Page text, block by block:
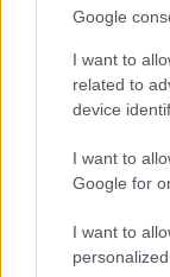
Google
I want to
related to
device
I want to
Google for
I want to
είναι θέαμα
μουσική
Αγαπούσε τη
φυσικά των
Scriabin,
προς το τέλος